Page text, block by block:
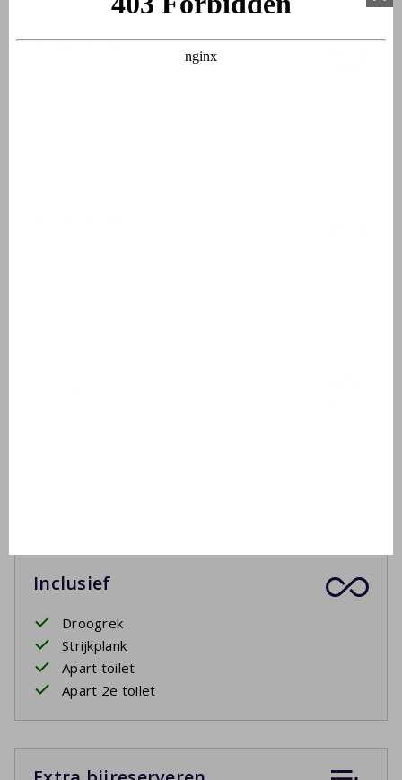
Badkamer 1
Inclusief
Droogrek
Strijkplank
Apart toilet
Apart 2e toilet